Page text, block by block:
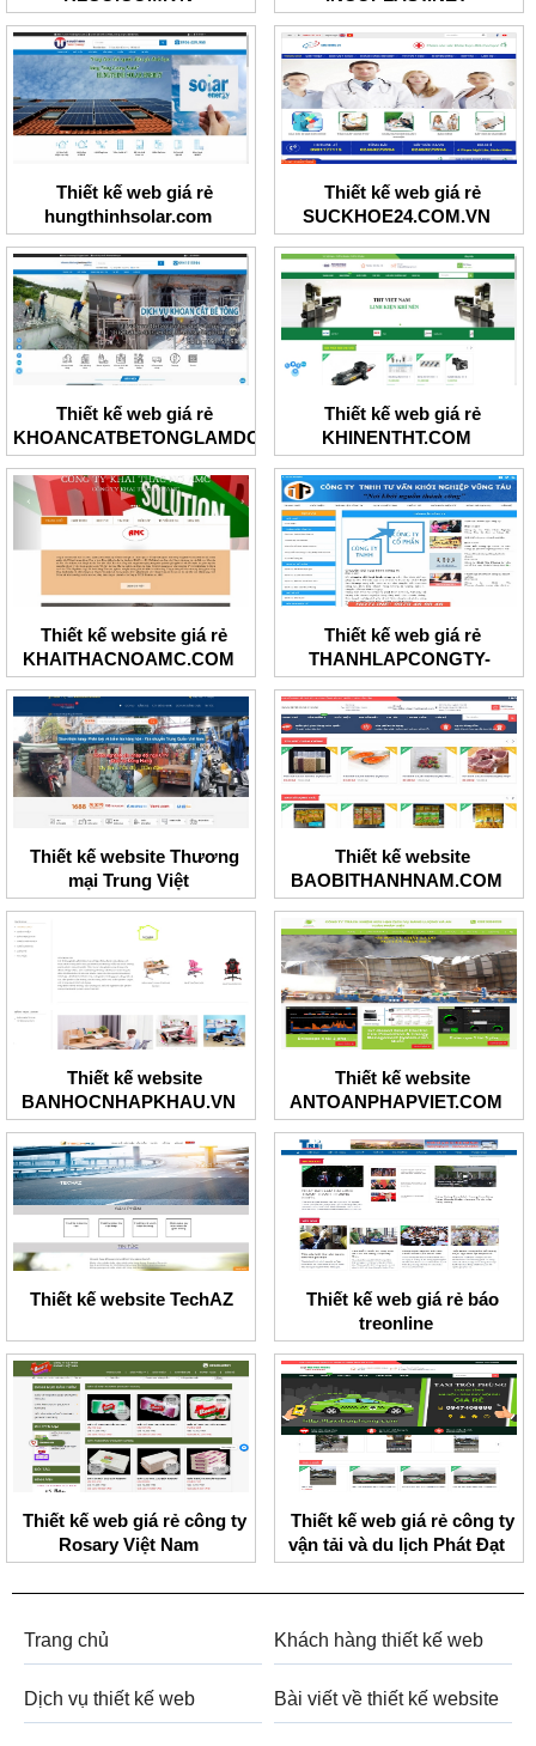
Thiết kế web giá rẻ
hungthinhsolar.com
Thiết kế web giá rẻ
SUCKHOE24.COM.VN
Thiết kế web giá rẻ
KHOANCATBETONGLAMDONG
Thiết kế web giá rẻ
KHINENTHT.COM
Thiết kế website giá rẻ
KHAITHACNOAMC.COM
Thiết kế web giá rẻ
THANHLAPCONGTY-
BRT.COM
Thiết kế website Thương
mại Trung Việt
Thiết kế website
BAOBITHANHNAM.COM
Thiết kế website
BANHOCNHAPKHAU.VN
Thiết kế website
ANTOANPHAPVIET.COM
Thiết kế website TechAZ
Thiết kế web giá rẻ báo
treonline
Thiết kế web giá rẻ công ty
Rosary Việt Nam
Thiết kế web giá rẻ công ty
vận tải và du lịch Phát Đạt
Trang chủ Khách hàng thiết kế web
Dịch vụ thiết kế web Bài viết về thiết kế website